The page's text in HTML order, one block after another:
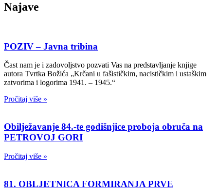
Najave
POZIV – Javna tribina
Čast nam je i zadovoljstvo pozvati Vas na predstavljanje knjige
autora Tvrtka Božića „Krčani u fašističkim, nacističkim i ustaškim
zatvorima i logorima 1941. – 1945.“
Pročitaj više »
Obilježavanje 84.-te godišnjice proboja obruča na
PETROVOJ GORI
Pročitaj više »
81. OBLJETNICA FORMIRANJA PRVE